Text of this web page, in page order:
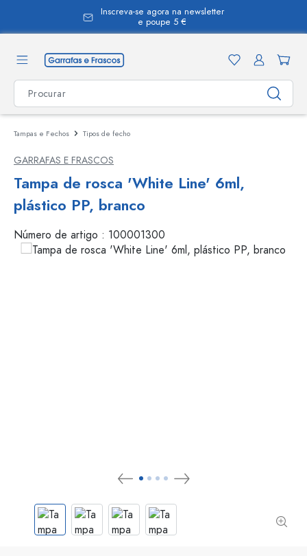
Inscreva-se agora na newsletter
e poupe 5 €
Tampas e Fechos Tipos de fecho
GARRAFAS E FRASCOS
Tampa de rosca 'White Line' 6ml,
plástico PP, branco
Número de artigo : 100001300